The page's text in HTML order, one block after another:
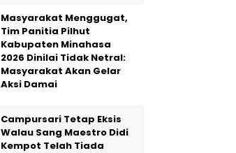
Masyarakat Menggugat,
Tim Panitia Pilhut
Kabupaten Minahasa
2026 Dinilai Tidak Netral:
Masyarakat Akan Gelar
Aksi Damai
Campursari Tetap Eksis
Walau Sang Maestro Didi
Kempot Telah Tiada